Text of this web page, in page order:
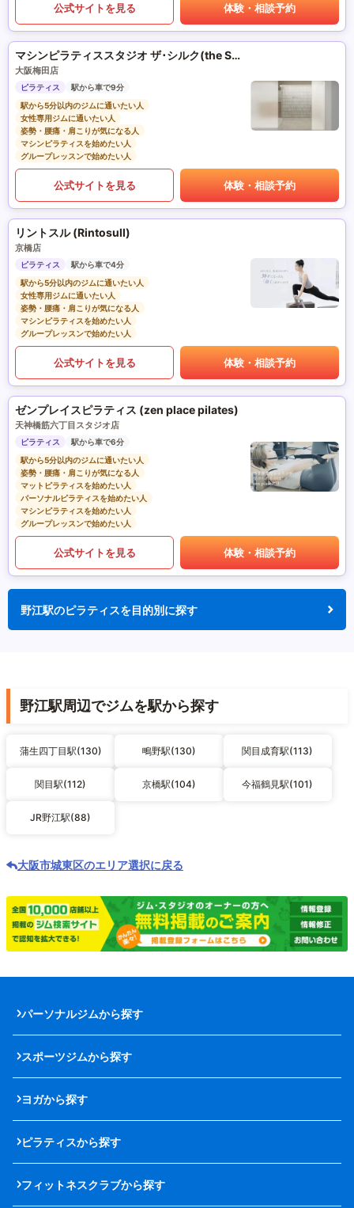
公式サイトを見る 体験・相談予約
マシンピラティススタジオ ザ･シルク(the SILK)
大阪梅田店
ピラティス
駅から車で9分
駅から5分以内のジムに通いたい人
女性専用ジムに通いたい人
姿勢・腰痛・肩こりが気になる人
マシンピラティスを始めたい人
グループレッスンで始めたい人
公式サイトを見る 体験・相談予約
リントスル (Rintosull)
京橋店
ピラティス
駅から車で4分
駅から5分以内のジムに通いたい人
女性専用ジムに通いたい人
姿勢・腰痛・肩こりが気になる人
マシンピラティスを始めたい人
グループレッスンで始めたい人
公式サイトを見る 体験・相談予約
ゼンプレイスピラティス (zen place pilates)
天神橋筋六丁目スタジオ店
ピラティス
駅から車で6分
駅から5分以内のジムに通いたい人
姿勢・腰痛・肩こりが気になる人
マットピラティスを始めたい人
パーソナルピラティスを始めたい人
マシンピラティスを始めたい人
グループレッスンで始めたい人
公式サイトを見る 体験・相談予約
野江駅のピラティスを目的別に探す
野江駅周辺でジムを駅から探す
蒲生四丁目駅(130) 鴫野駅(130) 関目成育駅(113)
関目駅(112) 京橋駅(104) 今福鶴見駅(101)
JR野江駅(88)
大阪市城東区のエリア選択に戻る
パーソナルジムから探す
スポーツジムから探す
ヨガから探す
ピラティスから探す
フィットネスクラブから探す